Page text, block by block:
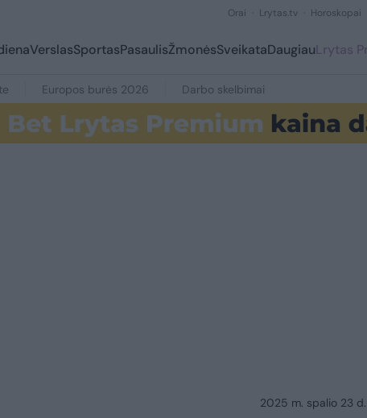
Orai Lrytas.tv Horoskopai
VerslasSportasPasaulisŽmonėsSveikataDaugiauLrytas
Europos burės 2026 Darbo skelbimai
2025 m. spalio 23 d.